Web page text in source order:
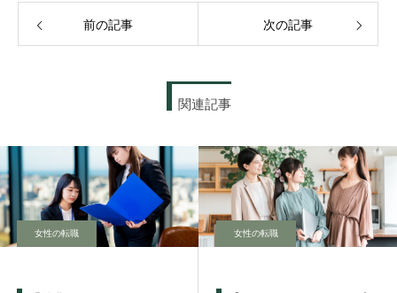
前の記事 次の記事
関連記事
女性の転職 女性の転職